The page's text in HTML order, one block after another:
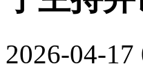
2026-04-17